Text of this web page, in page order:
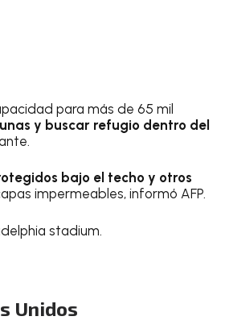
para más de 65 mil
y buscar refugio dentro del
bajo el techo y otros
impermeables, informó AFP.
stadium.
Unidos